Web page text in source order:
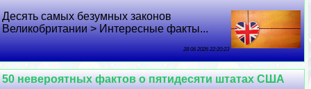
Десять самых безумных законов
Великобритании > Интересные факты...
28 06 2026 22:20:23
50 невероятных фактов о пятидесяти штатах США